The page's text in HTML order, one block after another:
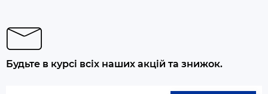
Будьте в курсі всіх наших акцій та знижок.